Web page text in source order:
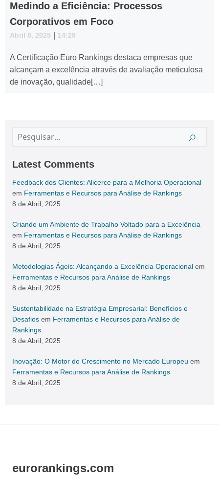
Medindo a Eficiência: Processos
Corporativos em Foco
Abril 8, 2025 14:28
A Certificação Euro Rankings destaca empresas que
alcançam a excelência através de avaliação meticulosa
de inovação, qualidade[…]
Latest Comments
Feedback dos Clientes: Alicerce para a Melhoria Operacional
em Ferramentas e Recursos para Análise de Rankings
8 de Abril, 2025
Criando um Ambiente de Trabalho Voltado para a Excelência
em Ferramentas e Recursos para Análise de Rankings
8 de Abril, 2025
Metodologias Ágeis: Alcançando a Excelência Operacional em
Ferramentas e Recursos para Análise de Rankings
8 de Abril, 2025
Sustentabilidade na Estratégia Empresarial: Benefícios e
Desafios em Ferramentas e Recursos para Análise de
Rankings
8 de Abril, 2025
Inovação: O Motor do Crescimento no Mercado Europeu em
Ferramentas e Recursos para Análise de Rankings
8 de Abril, 2025
eurorankings.com